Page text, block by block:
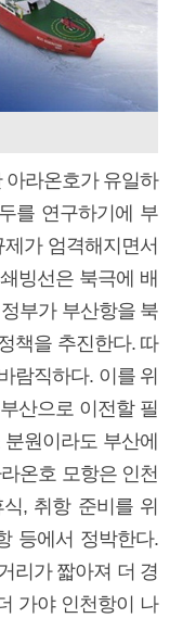
아라온호가 유일하
를 연구하기에 부
가 엄격해지면서
빙선은 북극에 배
부가 부산항을 북
책을 추진한다. 따
람직하다. 이를 위
산으로 이전할 필
원이라도 부산에
온호 모항은 인천
, 취항 준비를 위
등에서 정박한다.
리가 짧아져 더 경
가야 인천항이 나